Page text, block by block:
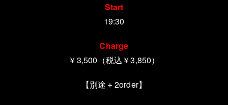
Start
19:30
Charge
￥3,500（税込￥3,850）
【別途＋2order】